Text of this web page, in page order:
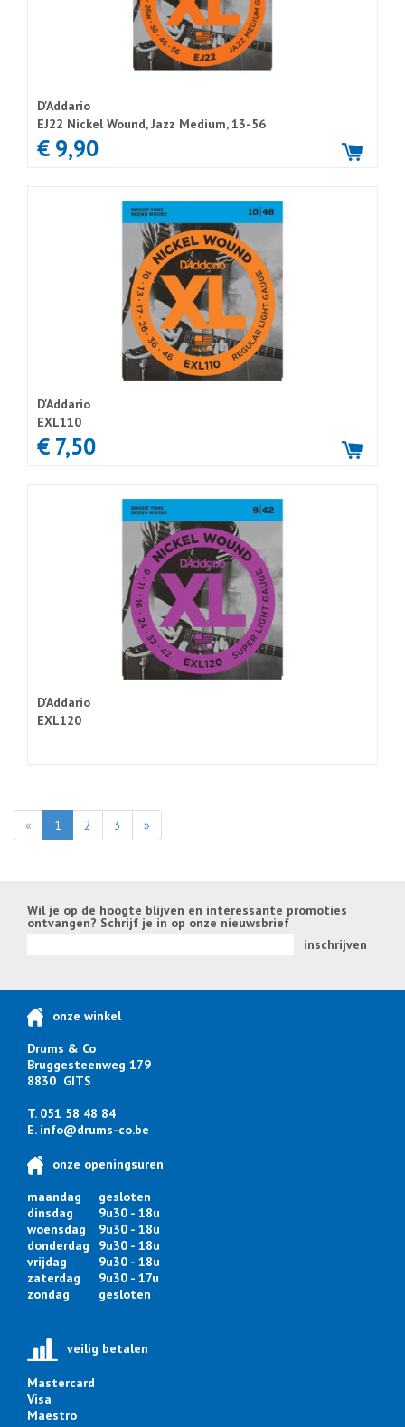
D'Addario
EJ22 Nickel Wound, Jazz Medium, 13-56
€ 9,90
D'Addario
EXL110
€ 7,50
D'Addario
EXL120
« 1 2 3 »
Wil je op de hoogte blijven en interessante promoties
ontvangen? Schrijf je in op onze nieuwsbrief
inschrijven
onze winkel
Drums & Co
Bruggesteenweg 179
8830 GITS
T. 051 58 48 84
E. info@drums-co.be
onze openingsuren
maandag
gesloten
dinsdag
9u30 - 18u
woensdag
9u30 - 18u
donderdag
9u30 - 18u
vrijdag
9u30 - 18u
zaterdag
9u30 - 17u
zondag
gesloten
veilig betalen
Mastercard
Visa
Maestro